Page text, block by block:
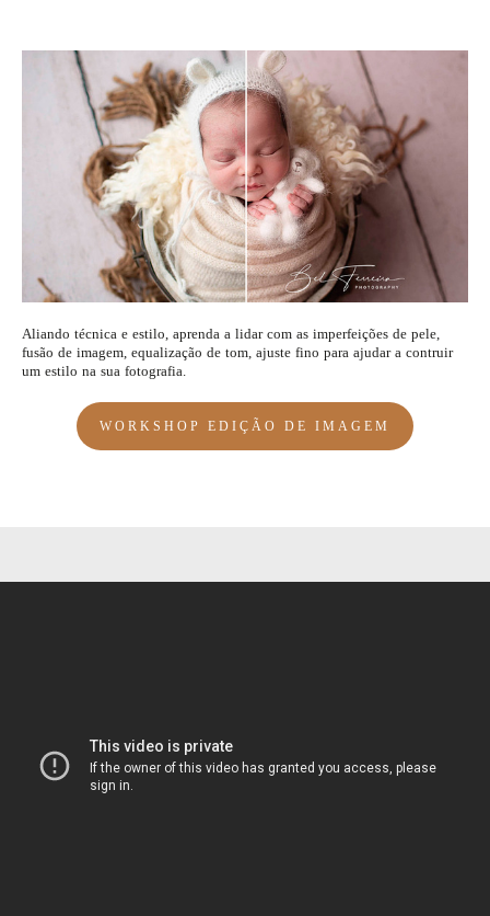
Aliando técnica e estilo, aprenda a lidar com as imperfeições de pele,
fusão de imagem, equalização de tom, ajuste fino para ajudar a contruir
um estilo na sua fotografia.
WORKSHOP EDIÇÃO DE IMAGEM